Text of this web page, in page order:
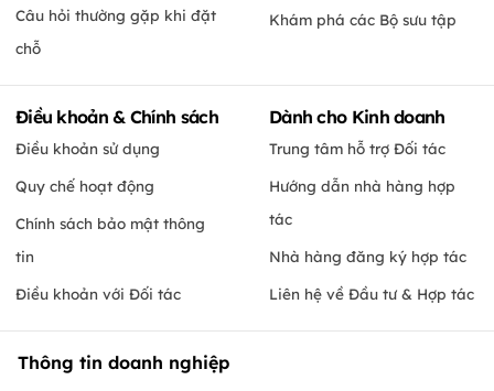
Câu hỏi thường gặp khi đặt
chỗ
Khám phá các Bộ sưu tập
Điều khoản & Chính sách
Điều khoản sử dụng
Quy chế hoạt động
Chính sách bảo mật thông
tin
Điều khoản với Đối tác
Dành cho Kinh doanh
Trung tâm hỗ trợ Đối tác
Hướng dẫn nhà hàng hợp
tác
Nhà hàng đăng ký hợp tác
Liên hệ về Đầu tư & Hợp tác
Thông tin doanh nghiệp